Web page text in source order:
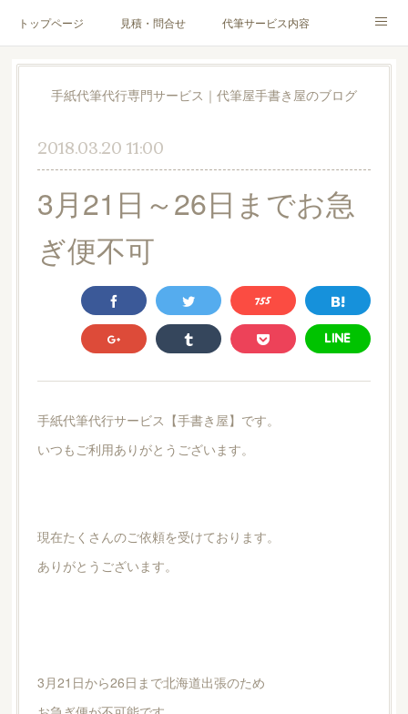
トップページ 見積・問合せ 代筆サービス内容
料金表 代筆サンプル 手紙文章作成代行サービス
ブログ お客様の声
Instagram
手紙代筆代行専門サービス｜代筆屋手書き屋のブログ
2018.03.20 11:00
3月21日～26日までお急
ぎ便不可
手紙代筆代行サービス【手書き屋】です。
いつもご利用ありがとうございます。
現在たくさんのご依頼を受けております。
ありがとうございます。
3月21日から26日まで北海道出張のため